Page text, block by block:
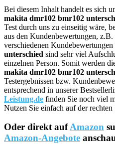
Bei diesem Inhalt handelt es sich
makita dmr102 bmr102
Test durch uns zu einseitig wäre,
aus den Kundenbewertungen,
verschiedenen Kundebewertungen
unterschied sind sehr viel
einzelnen Person. Somit werden
makita dmr102 bmr102
Testergebnissen bzw.
entsprechend in unserer
Leistung.de finden Sie noch viel
Nutzen Sie einfach auf der rechten
Oder direkt aufAmazon
Amazon-Angebote